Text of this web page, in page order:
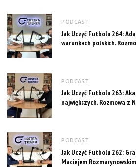
PODCAST
Jak Uczyć Futbolu 264:
warunkach polskich.
PODCAST
Jak Uczyć Futbolu 263:
największych. Rozmowa z
PODCAST
Jak Uczyć Futbolu 262:
Maciejem Rozmarynowskim